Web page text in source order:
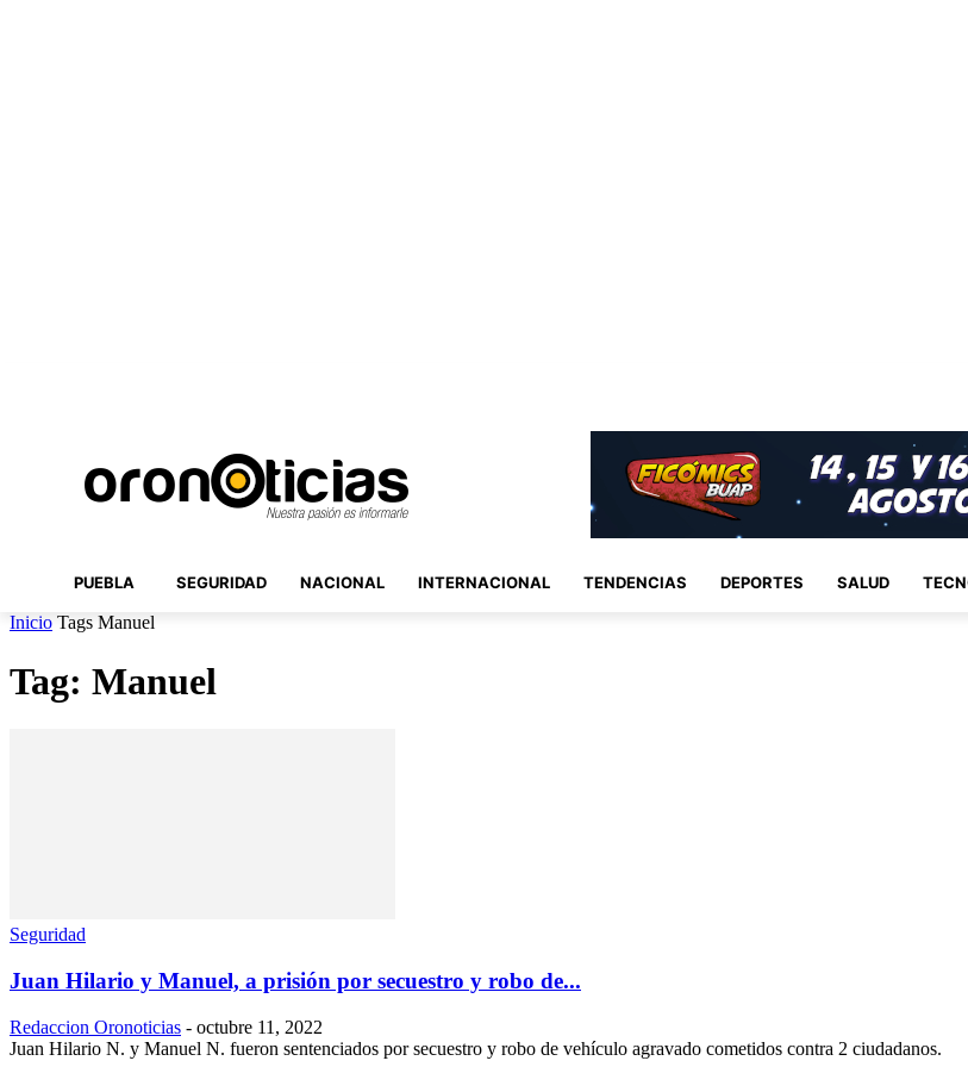
PUEBLA SEGURIDAD NACIONAL INTERNACIONAL TENDENCIAS DEPORTES SALUD
Inicio Tags Manuel
Tag: Manuel
Seguridad
Juan Hilario y Manuel, a prisión por secuestro y robo de...
Redaccion Oronoticias - octubre 11, 2022
Juan Hilario N. y Manuel N. fueron sentenciados por secuestro y robo de vehículo agravado cometidos contra 2 ciudadanos.